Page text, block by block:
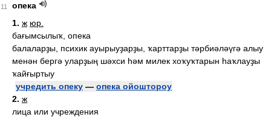
11
опека
1. ж юр.
бағымсылыҡ, опека
балаларҙы, психик ауырыуҙарҙы, ҡарттарҙы тәрбиәләүгә алыу
менән бергә уларҙың шәхси һәм милек хоҡуҡтарын һаҡлауҙы
ҡайғыртыу
учредить опеку — опека ойоштороу
2. ж
лица или учреждения